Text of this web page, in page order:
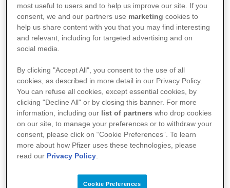
collabore régulièrement avec des professionnels de
la santé et des organisations actives dans ce
secteur. Cette collaboration joue un rôle vital dans
le progrès de la médecine tel que nous
l’envisageons. La coopération peut prendre
diverses formes : les professionnels de la santé
nous conseillent par exemple sur la mise au point
de médicaments, sur la place d’un médicament
dans les traitements existants ou encore sur les
bonnes pratiques cliniques. Ces conseils revêtent
une importance cruciale afin d'arriver au meilleur
traitement pour le patient.
most useful to users and to help us improve our site. If you
consent, we and our partners use marketing cookies to
help us share content with you that you may find interesting
and relevant, including for targeted advertising and on
social media.
By clicking "Accept All", you consent to the use of all
cookies, as described in more detail in our Privacy Policy.
You can refuse all cookies, except essential cookies, by
clicking "Decline All" or by closing this banner. For more
information, including our list of partners who drop cookies
on our site, to manage your preferences or to withdraw your
consent, please click on “Cookie Preferences”. To learn
more about how Pfizer uses these technologies, please
read our Privacy Policy.
Cookie Preferences